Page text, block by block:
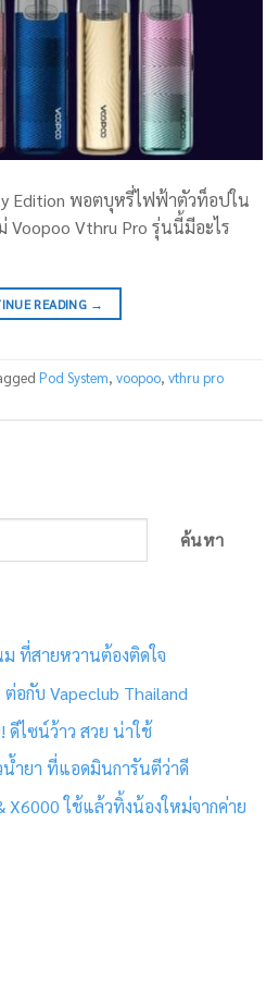
Edition พอตบุหรี่ไฟฟ้าตัวท็อปใน
Vthru Pro รุ่นนี้มีอะไร
READING →
Pod System, voopoo, vthru pro
ค้นหา
ที่สายหวานต้องติดใจ
อกับ Vapeclub Thailand
ดีไซน์ว้าว สวย น่าใช้
น้ำยา ที่แอดมินการันตีว่าดี
X6000 ใช้แล้วทิ้งน้องใหม่จากค่าย